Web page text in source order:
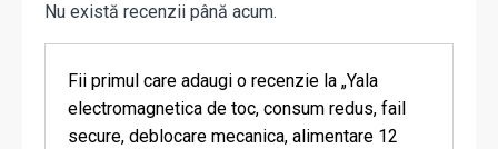
Nu există recenzii până acum.
Fii primul care adaugi o recenzie la „Yala
electromagnetica de toc, consum redus, fail
secure, deblocare mecanica, alimentare 12